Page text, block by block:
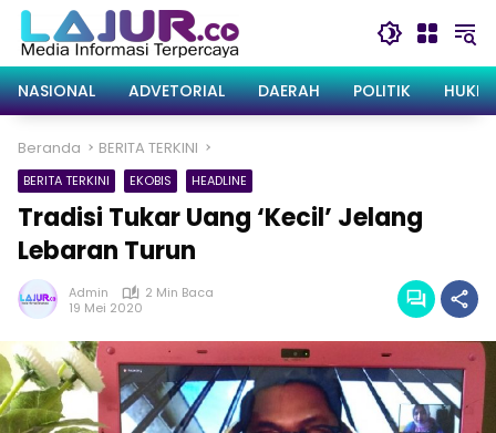
Langsung
konten
NASIONAL
ADVETORIAL DAERAH POLITIK
Beranda BERITA TERKINI
BERITA TERKINI EKOBIS HEADLINE
Tradisi Tukar Uang ‘Kecil’ Jelang
Lebaran Turun
Admin
2 Min Baca
19 Mei 2020